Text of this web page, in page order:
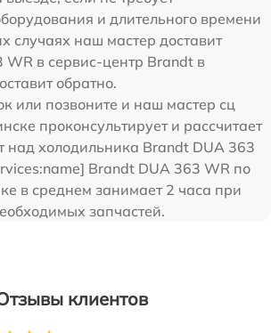
и длительного времени
случаях наш мастер доставит
WR в сервис-центр Brandt в
обратно.
или позвоните и наш мастер сц
проконсультирует и рассчитает
над холодильника Brandt DUA 363
Brandt DUA 363 WR по
в среднем занимает 2 часа при
запчастей.
клиентов